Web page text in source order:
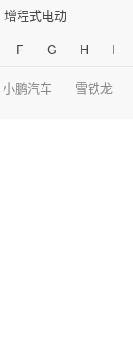
增程式电动
F G H I
小鹏汽车 雪铁龙